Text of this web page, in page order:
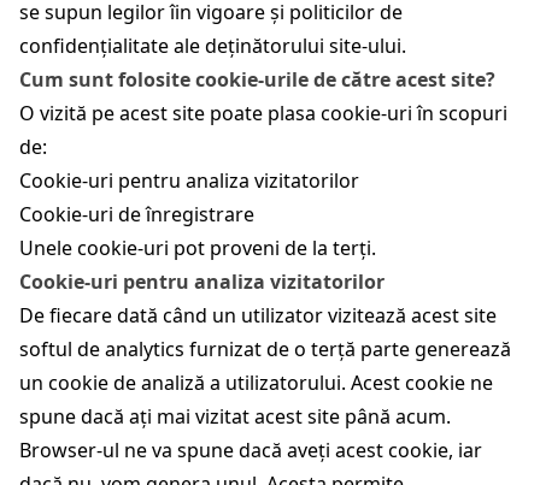
se supun legilor îin vigoare și politicilor de
confidențialitate ale deținătorului site-ului.
Cum sunt folosite cookie-urile de către acest site?
O vizită pe acest site poate plasa cookie-uri în scopuri
de:
Cookie-uri pentru analiza vizitatorilor
Cookie-uri de înregistrare
Unele cookie-uri pot proveni de la terți.
Cookie-uri pentru analiza vizitatorilor
De fiecare dată când un utilizator vizitează acest site
softul de analytics furnizat de o terță parte generează
un cookie de analiză a utilizatorului. Acest cookie ne
spune dacă ați mai vizitat acest site până acum.
Browser-ul ne va spune dacă aveți acest cookie, iar